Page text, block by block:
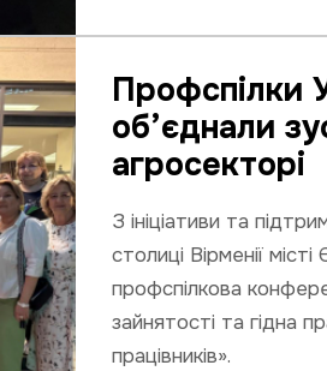
Профспілки
об’єднали
агросекторі
З ініціативи та
столиці Вірменії
профспілкова
зайнятості та гідна
працівників».